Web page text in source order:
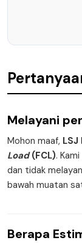
Melayani
Mohon maaf,
Load(FCL).
dan tidak
bawah muatan
Berapa